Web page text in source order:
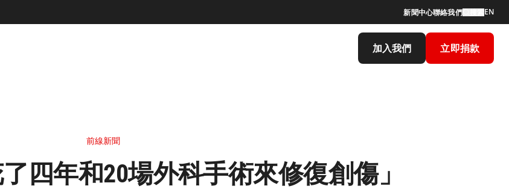
新聞中心聯絡我們 EN
加入我們 立即捐款
前線新聞
四年和20場外科手術來修復創傷」